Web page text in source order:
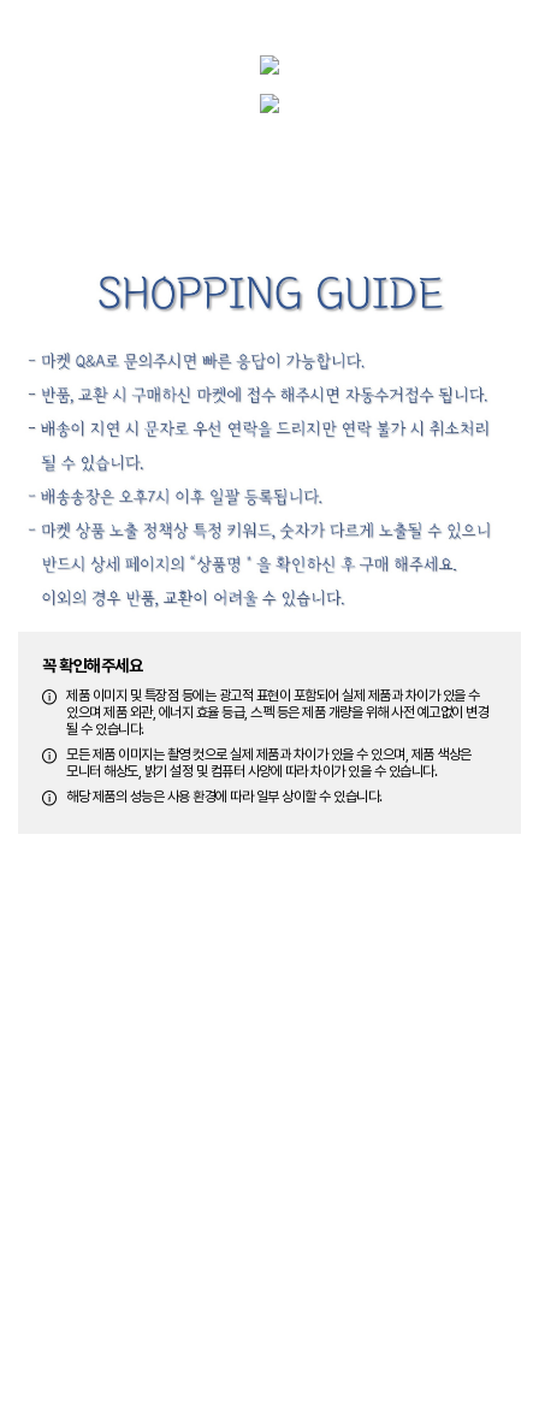
꼭 확인해주세요
제품 이미지 및 특장점 등에는 광고적 표현이 포함되어 실제 제품과 차이가 있을 수
있으며 제품 외관, 에너지 효율 등급, 스펙 등은 제품 개량을 위해 사전 예고없이 변경
될 수 있습니다.
모든 제품 이미지는 촬영 컷으로 실제 제품과 차이가 있을 수 있으며, 제품 색상은
모니터 해상도, 밝기 설정 및 컴퓨터 사양에 따라 차이가 있을 수 있습니다.
해당 제품의 성능은 사용 환경에 따라 일부 상이할 수 있습니다.